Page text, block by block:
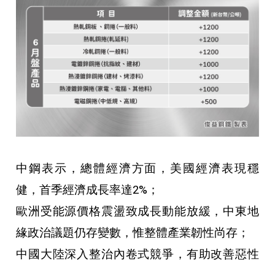
中鋼表示，總體經濟方面，美國經濟表現穩
健，首季經濟成長率達2%；
歐洲受能源價格震盪致成長動能放緩，中東地
緣政治議題仍存變數，惟整體產業韌性尚存；
中國大陸深入整治內卷式競爭，有助改善惡性